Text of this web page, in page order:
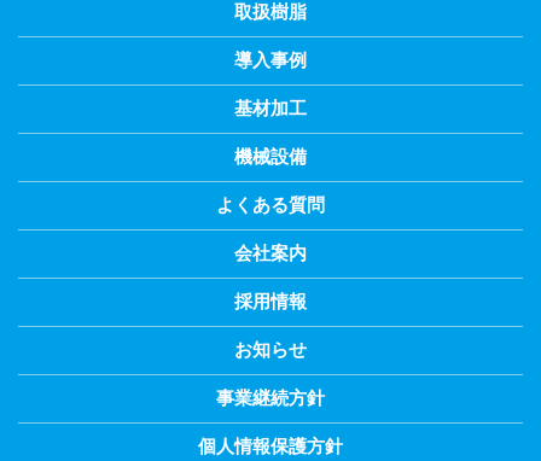
取扱樹脂
導入事例
基材加工
機械設備
よくある質問
会社案内
採用情報
お知らせ
事業継続方針
個人情報保護方針